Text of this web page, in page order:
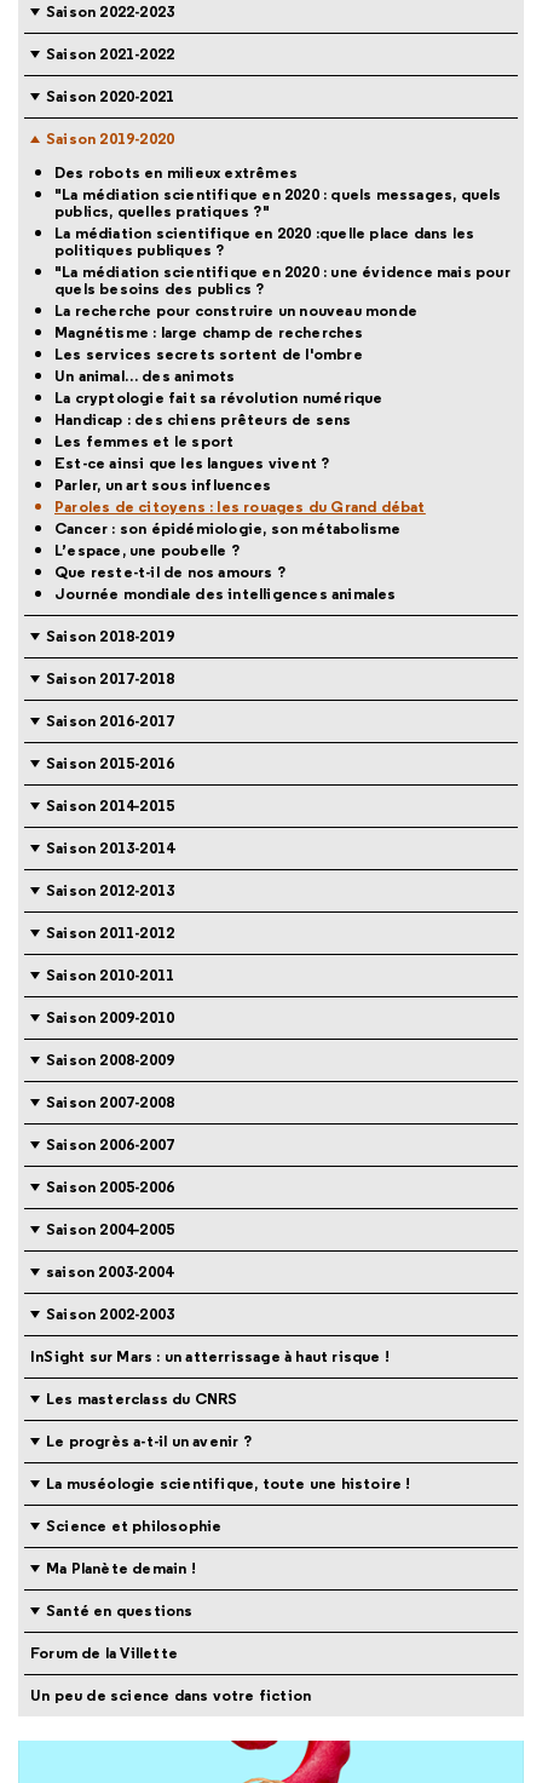
Saison 2022-2023
Saison 2021-2022
Saison 2020-2021
Saison 2019-2020
Des robots en milieux extrêmes
"La médiation scientifique en 2020 : quels messages, quels
publics, quelles pratiques ?"
La médiation scientifique en 2020 :quelle place dans les
politiques publiques ?
"La médiation scientifique en 2020 : une évidence mais pour
quels besoins des publics ?
La recherche pour construire un nouveau monde
Magnétisme : large champ de recherches
Les services secrets sortent de l'ombre
Un animal… des animots
La cryptologie fait sa révolution numérique
Handicap : des chiens prêteurs de sens
Les femmes et le sport
Est-ce ainsi que les langues vivent ?
Parler, un art sous influences
Paroles de citoyens : les rouages du Grand débat
Cancer : son épidémiologie, son métabolisme
L’espace, une poubelle ?
Que reste-t-il de nos amours ?
Journée mondiale des intelligences animales
Saison 2018-2019
Saison 2017-2018
Saison 2016-2017
Saison 2015-2016
Saison 2014-2015
Saison 2013-2014
Saison 2012-2013
Saison 2011-2012
Saison 2010-2011
Saison 2009-2010
Saison 2008-2009
Saison 2007-2008
Saison 2006-2007
Saison 2005-2006
Saison 2004-2005
saison 2003-2004
Saison 2002-2003
InSight sur Mars : un atterrissage à haut risque !
Les masterclass du CNRS
Le progrès a-t-il un avenir ?
La muséologie scientifique, toute une histoire !
Science et philosophie
Ma Planète demain !
Santé en questions
Forum de la Villette
Un peu de science dans votre fiction